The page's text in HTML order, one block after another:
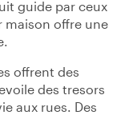
guide par ceux
maison offre une
offrent des
des tresors
aux rues. Des